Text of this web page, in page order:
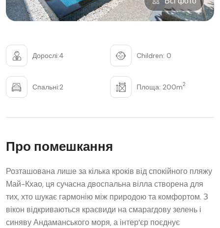
Дорослі:4 Children: 0
Спальні:2 Площа: 200m2
Про помешкання
Розташована лише за кілька кроків від спокійного пляжу
Май-Кхао, ця сучасна двоспальна вілла створена для
тих, хто шукає гармонію між природою та комфортом. З
вікон відкриваються краєвиди на смарагдову зелень і
синяву Андаманського моря, а інтер’єр поєднує